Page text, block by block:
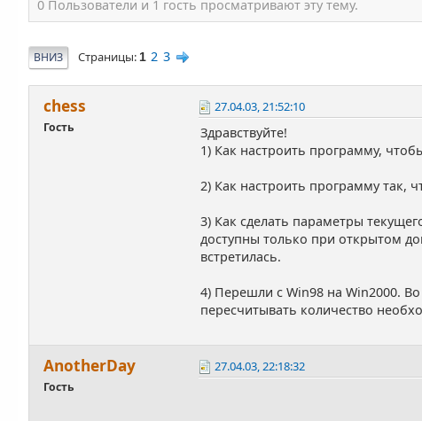
0 Пользователи и 1 гость просматривают эту тему.
ВНИЗ Страницы 1 2 3
chess
Гость
27.04.03, 21:52:10
Здравствуйте!
1) Как настроить программу,
2) Как настроить программу так,
3) Как сделать параметры
доступны только при открытом
встретилась.
4) Перешли c Win98 на Win2000.
пересчитывать количество
AnotherDay
Гость
27.04.03, 22:18:32